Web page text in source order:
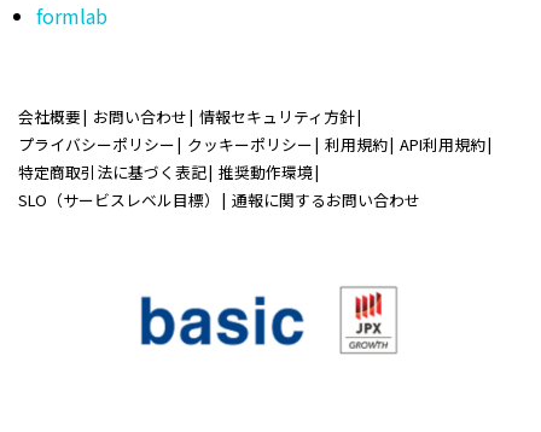
formlab
会社概要 お問い合わせ 情報セキュリティ方針
プライバシーポリシー
クッキーポリシー 利用規約 API利用規約
特定商取引法に基づく表記 推奨動作環境
SLO（サービスレベル目標）
通報に関するお問い合わせ